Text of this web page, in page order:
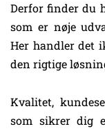
Derfor finder du
som er nøje
Her handler det
den rigtige
Kvalitet,
som sikrer dig